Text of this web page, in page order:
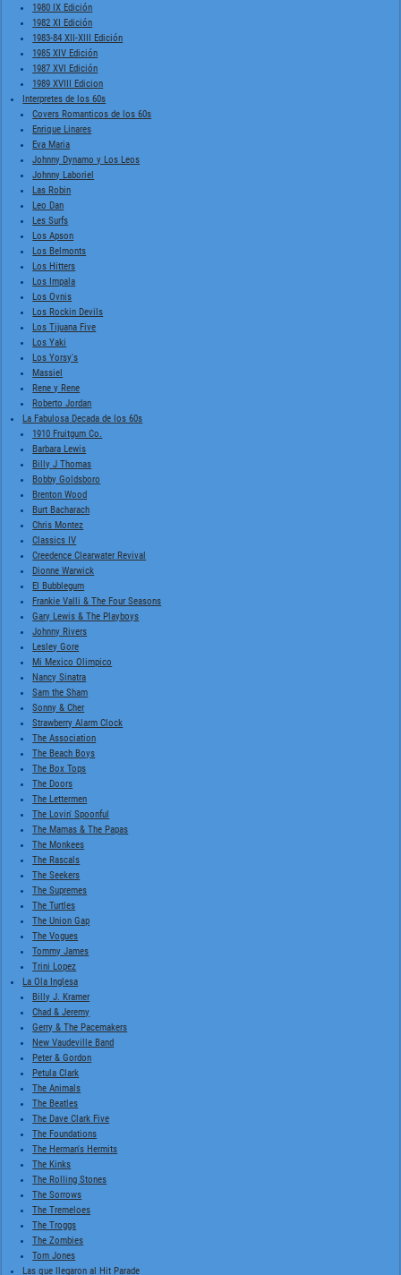
1980 IX Edición
1982 XI Edición
1983-84 XII-XIII Edición
1985 XIV Edición
1987 XVI Edición
1989 XVIII Edicion
Interpretes de los 60s
Covers Romanticos de los 60s
Enrique Linares
Eva Maria
Johnny Dynamo y Los Leos
Johnny Laboriel
Las Robin
Leo Dan
Les Surfs
Los Apson
Los Belmonts
Los Hitters
Los Impala
Los Ovnis
Los Rockin Devils
Los Tijuana Five
Los Yaki
Los Yorsy's
Massiel
Rene y Rene
Roberto Jordan
La Fabulosa Decada de los 60s
1910 Fruitgum Co.
Barbara Lewis
Billy J Thomas
Bobby Goldsboro
Brenton Wood
Burt Bacharach
Chris Montez
Classics IV
Creedence Clearwater Revival
Dionne Warwick
El Bubblegum
Frankie Valli & The Four Seasons
Gary Lewis & The Playboys
Johnny Rivers
Lesley Gore
Mi Mexico Olimpico
Nancy Sinatra
Sam the Sham
Sonny & Cher
Strawberry Alarm Clock
The Association
The Beach Boys
The Box Tops
The Doors
The Lettermen
The Lovin' Spoonful
The Mamas & The Papas
The Monkees
The Rascals
The Seekers
The Supremes
The Turtles
The Union Gap
The Vogues
Tommy James
Trini Lopez
La Ola Inglesa
Billy J. Kramer
Chad & Jeremy
Gerry & The Pacemakers
New Vaudeville Band
Peter & Gordon
Petula Clark
The Animals
The Beatles
The Dave Clark Five
The Foundations
The Herman's Hermits
The Kinks
The Rolling Stones
The Sorrows
The Tremeloes
The Troggs
The Zombies
Tom Jones
Las que llegaron al Hit Parade